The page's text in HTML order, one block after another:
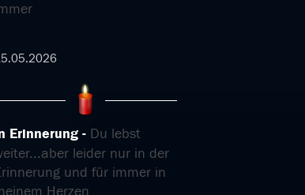
Erinnerung
Du lebst
leider nur in der
und für immer in
Herzen